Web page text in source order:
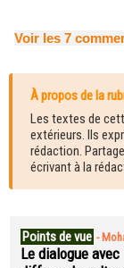
Voir les 7
À propos de la
Les textes de
extérieurs. Ils
rédaction.
écrivant à la
Points de vue -
Le dialogue